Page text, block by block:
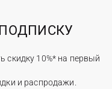
ПОДПИСКУ
скидку 10%* на первый
и распродажи.